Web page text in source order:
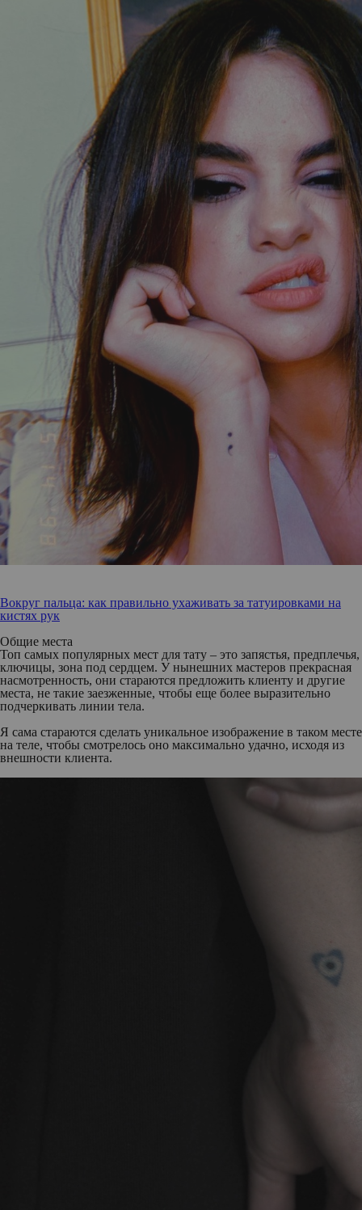
Вокруг пальца: как правильно ухаживать за татуировками на
кистях рук
Общие места
Топ самых популярных мест для тату – это запястья, предплечья,
ключицы, зона под сердцем. У нынешних мастеров прекрасная
насмотренность, они стараются предложить клиенту и другие
места, не такие заезженные, чтобы еще более выразительно
подчеркивать линии тела.
Я сама стараются сделать уникальное изображение в таком месте
на теле, чтобы смотрелось оно максимально удачно, исходя из
внешности клиента.